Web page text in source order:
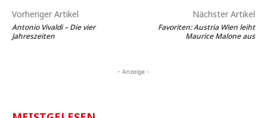
Vorheriger Artikel
Antonio Vivaldi – Die vier
Jahreszeiten
Nächster Artikel
Favoriten: Austria Wien leiht
Maurice Malone aus
- Anzeige -